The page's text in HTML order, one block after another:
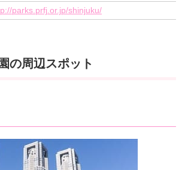
parks.prfj.or.jp/shinjuku/
の周辺スポット